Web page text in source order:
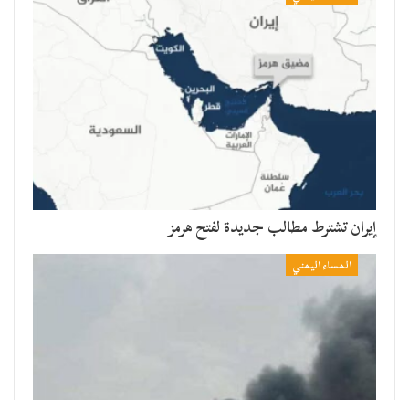
إيران تشترط مطالب جديدة لفتح هرمز
المساء اليمني